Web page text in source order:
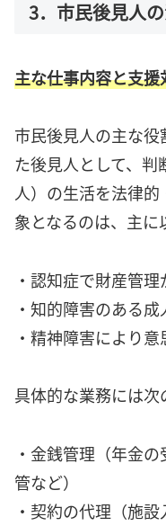
3．市民後見人
主な仕事内容と支援
市民後見人の主な
た後見人として、
人）の生活を法律
象となるのは、主に
・認知症で財産管
・知的障害のある成
・精神障害により
具体的な業務には次
・金銭管理（年金
管など）
・契約の代理（施